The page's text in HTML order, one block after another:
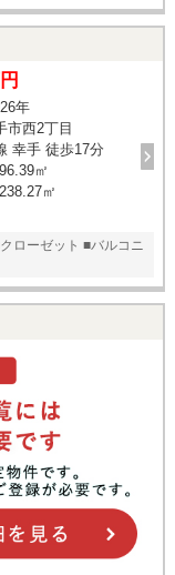
年
市西2丁目
幸手 徒歩17分
96.39㎡
238.27㎡
ローゼット ■バルコニ